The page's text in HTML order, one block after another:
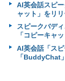
AI英会話スピ
ャット」をリ
スピークバデ
「コピーキャ
AI英会話「ス
「BuddyChat